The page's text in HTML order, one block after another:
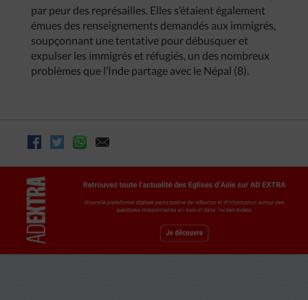
par peur des représailles. Elles s’étaient également
émues des renseignements demandés aux immigrés,
soupçonnant une tentative pour débusquer et
expulser les immigrés et réfugiés, un des nombreux
problèmes que l’Inde partage avec le Népal (8).